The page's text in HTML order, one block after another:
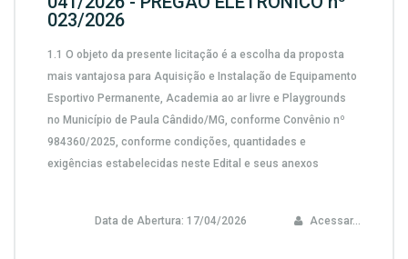
023/2026
1.1 O objeto da presente licitação é a escolha da proposta
mais vantajosa para Aquisição e Instalação de Equipamento
Esportivo Permanente, Academia ao ar livre e Playgrounds
no Município de Paula Cândido/MG, conforme Convênio nº
984360/2025, conforme condições, quantidades e
exigências estabelecidas neste Edital e seus anexos
Data de Abertura: 17/04/2026 Acessar...